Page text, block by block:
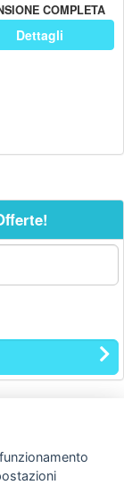
COMPLETA
Dettagli